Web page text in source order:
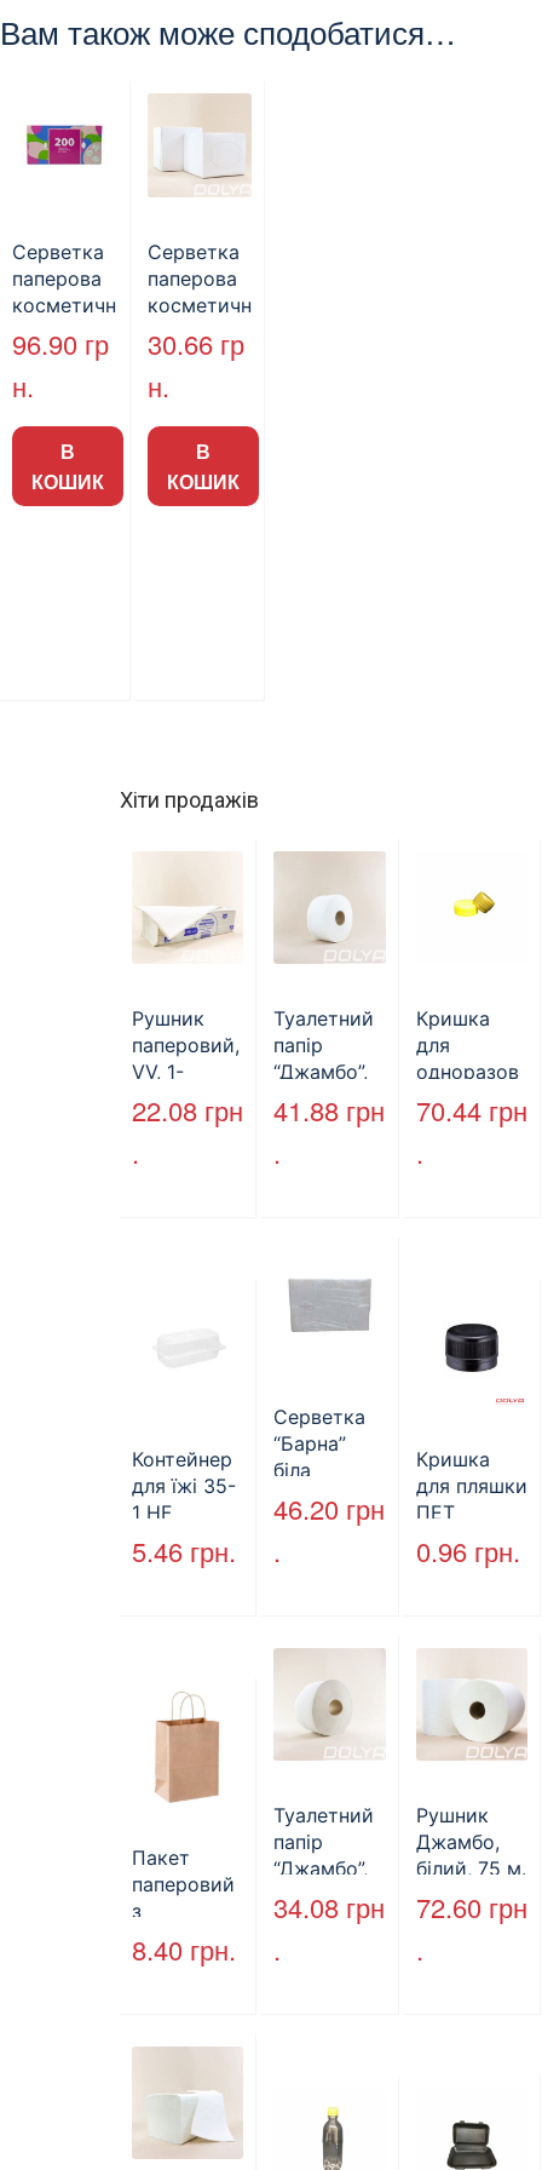
Вам також може сподобатися…
Серветка
паперова
косметичн
а в
коробці,
200л.
96.90 гр
н.
В
КОШИК
Серветка
паперова
косметичн
а “Куб”, 2-
шарова,
біла, 80л.
30.66 гр
н.
В
КОШИК
Хіти продажів
Рушник
паперовий,
VV, 1-
шаровий,
макулатура
22.08 грн
.
Туалетний
папір
“Джамбо”,
B2B
Service,
41.88 грн
.
Кришка
для
одноразов
ої пляшки,
ПЕТ,
70.44 грн
.
Контейнер
для їжі 35-
1 HF
227*127*85
мм
5.46 грн.
Серветка
“Барна”
біла
PAPERO
500 шт (6/
46.20 грн
.
Кришка
для пляшки
ПЕТ
стандарт
(КВ-28мм),
0.96 грн.
Пакет
паперовий
з
крученими
ручками,
мм*140 мм.
8.40 грн.
Туалетний
папір
“Джамбо”,
130м.
34.08 грн
.
Рушник
Джамбо,
білий, 75 м.
72.60 грн
.